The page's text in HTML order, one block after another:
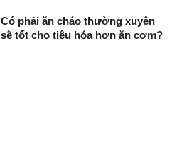
Có phải ăn cháo thường xuyên
sẽ tốt cho tiêu hóa hơn ăn cơm?